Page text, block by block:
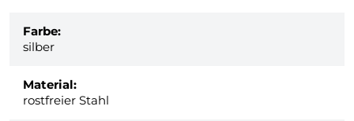
Farbe:
silber
Material:
rostfreier Stahl